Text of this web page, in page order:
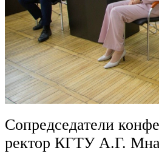
Сопредседатели
ректор КГТУ А.Г.